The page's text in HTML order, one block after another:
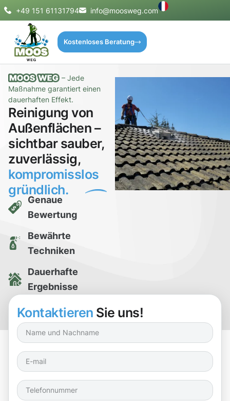
+49 151 61131794 info@moosweg.com
Kostenloses Beratung
– Jede
Maßnahme garantiert einen
dauerhaften Effekt.
Reinigung von
Außenflächen –
sichtbar sauber,
zuverlässig,
kompromisslos
gründlich.
Genaue
Bewertung
Bewährte
Techniken
Dauerhafte
Ergebnisse
Kostenlose
Reinigungsprobe
Kontaktieren Sie uns!